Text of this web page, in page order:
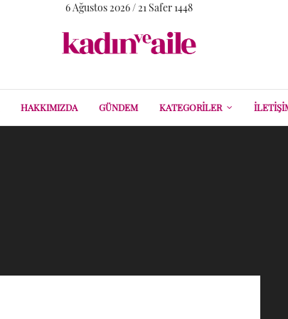
6 Ağustos 2026 / 21 Safer 1448
HAKKIMIZDA GÜNDEM KATEGORILER